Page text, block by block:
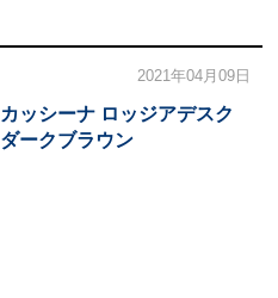
2021年04月09日
カッシーナ ロッジアデスク
ダークブラウン